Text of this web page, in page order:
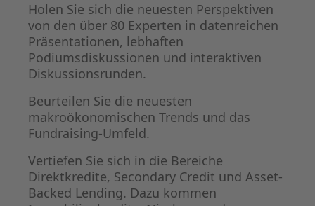
Holen Sie sich die neuesten Perspektiven
von den über 80 Experten in datenreichen
Präsentationen, lebhaften
Podiumsdiskussionen und interaktiven
Diskussionsrunden.
Beurteilen Sie die neuesten
makroökonomischen Trends und das
Fundraising-Umfeld.
Vertiefen Sie sich in die Bereiche
Direktkredite, Secondary Credit und Asset-
Backed Lending. Dazu kommen